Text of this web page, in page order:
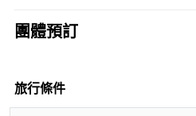
團體預訂
旅行條件